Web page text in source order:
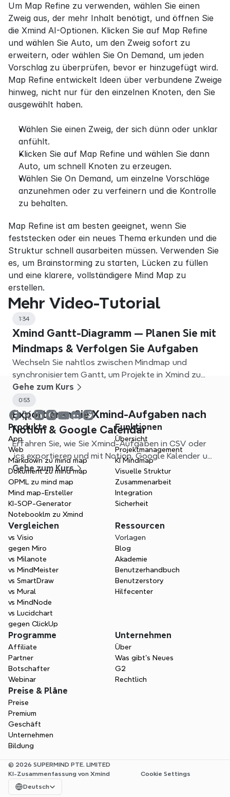
Um Map Refine zu verwenden, wählen Sie einen
Zweig aus, der mehr Inhalt benötigt, und öffnen Sie
die Xmind AI-Optionen. Klicken Sie auf Map Refine
und wählen Sie Auto, um den Zweig sofort zu
erweitern, oder wählen Sie On Demand, um jeden
Vorschlag zu überprüfen, bevor er hinzugefügt wird.
Map Refine entwickelt Ideen über verbundene Zweige
hinweg, nicht nur für den einzelnen Knoten, den Sie
ausgewählt haben.
Wählen Sie einen Zweig, der sich dünn oder unklar
anfühlt.
Klicken Sie auf Map Refine und wählen Sie dann
Auto, um schnell Knoten zu erzeugen.
Wählen Sie On Demand, um einzelne Vorschläge
anzunehmen oder zu verfeinern und die Kontrolle
zu behalten.
Map Refine ist am besten geeignet, wenn Sie
feststecken oder ein neues Thema erkunden und die
Struktur schnell ausarbeiten müssen. Verwenden Sie
es, um Brainstorming zu starten, Lücken zu füllen
und eine klarere, vollständigere Mind Map zu
erstellen.
Mehr Video-Tutorial
1:34
Xmind Gantt-Diagramm — Planen Sie mit
Mindmaps & Verfolgen Sie Aufgaben
Wechseln Sie nahtlos zwischen Mindmap und
synchronisiertem Gantt, um Projekte in Xmind zu
planen, Abhängigkeiten festzulegen und
nachzuverfolgen.
Gehe zum Kurs
0:53
Exportieren Sie Xmind-Aufgaben nach
Notion & Google Calendar
Erfahren Sie, wie Sie Xmind-Aufgaben in CSV oder
.ics exportieren und mit Notion, Google Kalender und
anderen Apps verknüpfen können, um Ihren
Arbeitsablauf zu optimieren.
Gehe zum Kurs
Produkte
App
Web
Markdown zu mind map
Dokument zu mind map
OPML zu mind map
Mind map-Ersteller
KI-SOP-Generator
Notebooklm zu Xmind
Funktionen
Übersicht
Projektmanagement
KI Mindmap
Visuelle Struktur
Zusammenarbeit
Integration
Sicherheit
Vergleichen
vs Visio
gegen Miro
vs Milanote
vs MindMeister
vs SmartDraw
vs Mural
vs MindNode
vs Lucidchart
gegen ClickUp
Ressourcen
Vorlagen
Blog
Akademie
Benutzerhandbuch
Benutzerstory
Hilfecenter
Programme
Affiliate
Partner
Botschafter
Webinar
Unternehmen
Über
Was gibt's Neues
G2
Rechtlich
Preise & Pläne
Preise
Premium
Geschäft
Unternehmen
Bildung
© 2026 SUPERMIND PTE. LIMITED
KI-Zusammenfassung von Xmind
Cookie Settings
Select Language
Deutsch